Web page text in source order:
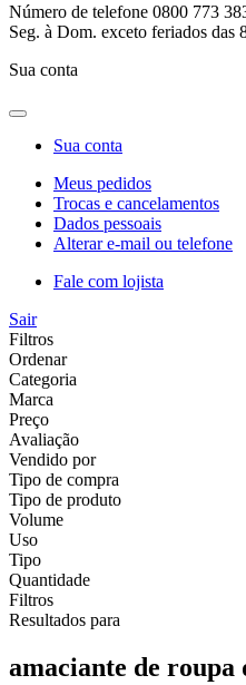
Número de telefone 0800 773
Seg. à Dom. exceto feriados das
Sua conta
Sua conta
Meus pedidos
Trocas e cancelamentos
Dados pessoais
Alterar e-mail ou telefone
Fale com lojista
Sair
Filtros
Ordenar
Categoria
Marca
Preço
Avaliação
Vendido por
Tipo de compra
Tipo de produto
Volume
Uso
Tipo
Quantidade
Filtros
Resultados para
amaciante de roupa